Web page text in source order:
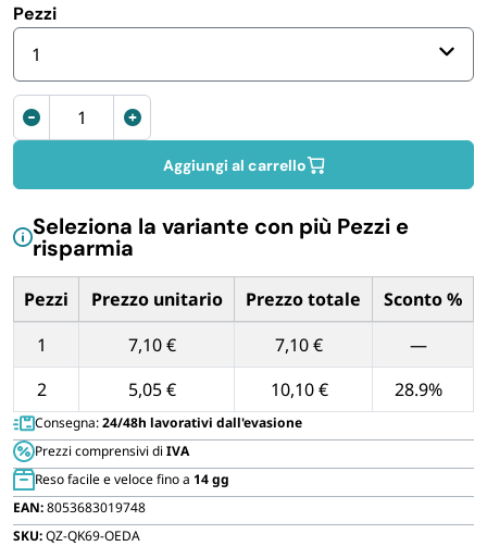
PET
FORNITURE SETTORE HO.RE.CA
Pezzi
1
Scopetta
saggina
fili
Aggiungi al carrello
Seleziona la variante con più Pezzi e
risparmia
Tabella dei prezzi unitari in base alla quantità di Pezzi
Pezzi Prezzo unitario Prezzo totale
Sconto %
1
7,10 € 7,10 €
—
2
5,05 € 10,10 € 28.9%
Consegna:24/48h lavorativi dall'evasione
Prezzi comprensivi di IVA
Reso facile e veloce fino a 14 gg
EAN:8053683019748
SKU:QZ-QK69-OEDA